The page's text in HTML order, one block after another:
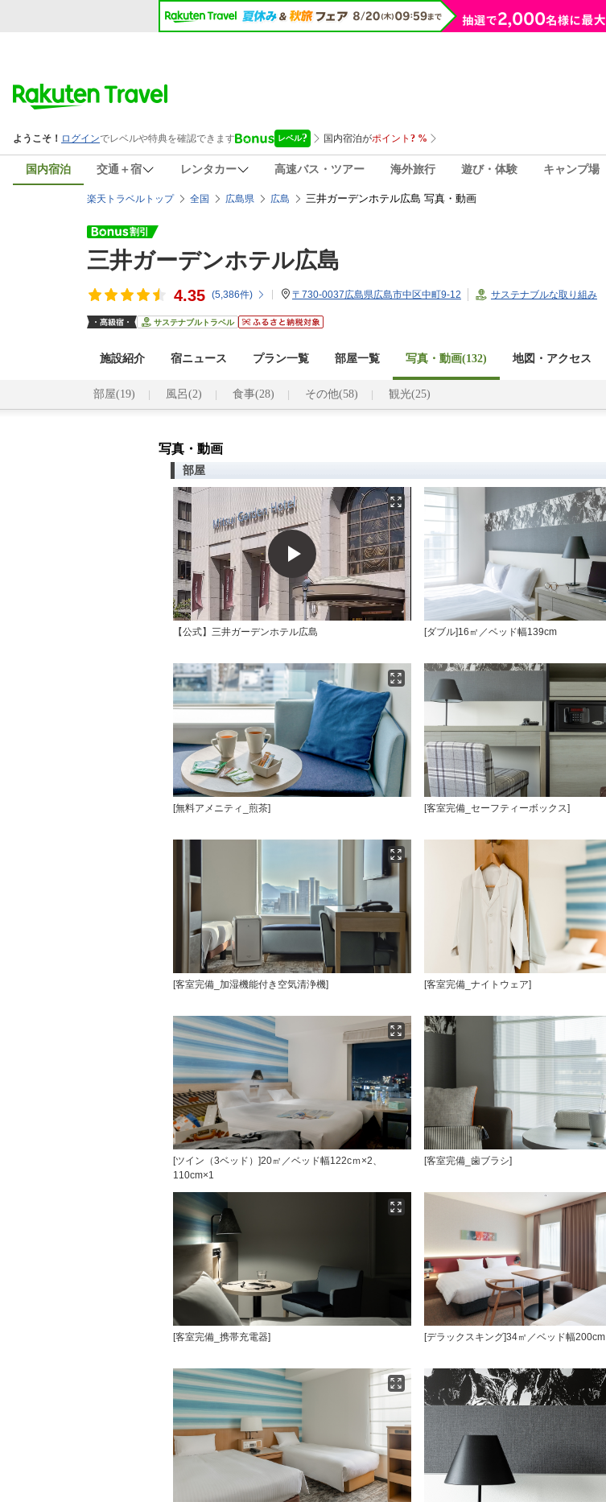
国内宿泊 交通＋宿 レンタカー 高速バス・ツアー 海外旅行 遊び・体験 キャンプ場
楽天トラベルトップ 全国 広島県 広島 三井ガーデンホテル広島 写真・動画
三井ガーデンホテル広島
4.35 (5,386件) 〒730-0037広島県広島市中区中町9-12 サステナブルな取り組み
サステナブルトラベル
施設紹介 宿ニュース プラン一覧 部屋一覧 写真・動画(132) 地図・アクセス
部屋(19) 風呂(2) 食事(28) その他(58) 観光(25)
写真・動画
部屋
【公式】三井ガーデンホテル広島 [ダブル]16㎡／ベッド幅139cm
[無料アメニティ_煎茶] [客室完備_セーフティーボックス]
[客室完備_加湿機能付き空気清浄機] [客室完備_ナイトウェア]
[ツイン（3ベッド）]20㎡／ベッド幅122cｍ×2、
110cm×1
[客室完備_歯ブラシ]
[客室完備_携帯充電器] [デラックスキング]34㎡／ベッド幅200cm